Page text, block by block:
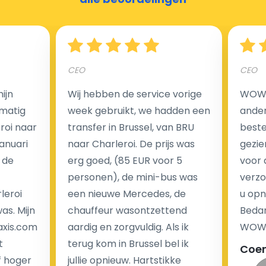
Hoeveel kost een luchthaven taxi transfer?
Een van de meest aantrekkelijke voordelen van
luchthaventaxi's is een vast tarief voor uw rit. In
tegenstelling tot traditionele taxi's met taxameter
brengen wij u geen extra kosten in rekening voor de
nachtrit.
We hebben geen ophaaltarief of extra kosten voor
wachttijd als uw vlucht vertraging heeft.
Kijk op onze website voor meer informatie over uw
transferkosten. Ons boekingsformulier bevat alle
mogelijke extra's die u kunt kiezen en de prijs die u
naar
Mijn
hoger
CEO
Wij hebben de service vorige
week gebruikt, we hadden een
transfer in Brussel, van BRU
naar Charleroi. De prijs was
erg goed, (85 EUR voor 5
personen), de mini-bus was
een nieuwe Mercedes, de
chauffeur wasontzettend
aardig en zorgvuldig. Als ik
terug kom in Brussel bel ik
jullie opnieuw. Hartstikke
CEO
voor
u